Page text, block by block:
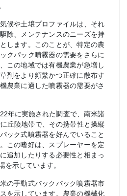
候や土壌プロファイルは、それ
除、メンテナンスのニーズを持
します。このことが、特定の農
クパック噴霧器の需要をさらに
この地域では有機農業が急増し
剤をより頻繁かつ正確に散布す
農業に適した噴霧器の需要がさ
年に実施された調査で、南米諸
丘陵地帯で、その携帯性と操縦
ック式噴霧器を好んでいること
この嗜好は、スプレーヤーを定
追加したりする必要性と相まっ
を示しています。
の手動式バックパック噴霧器市
を示しています。農業の機械化